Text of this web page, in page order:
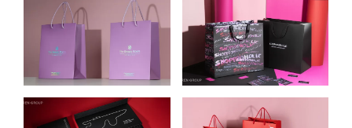
УПАКОВКА ДЛЯ
МАГАЗИНА
КОСМЕТИКИ
THE BEAUTY ROOM
КАРТОННЫЕ
ПАКЕТЫ ДЛЯ
ОДЕЖДЫ И
АКСЕССУАРОВ
SHOPPPOHOLIC
УПАКОВКА ДЛЯ
ПАКЕТЫ ДЛЯ